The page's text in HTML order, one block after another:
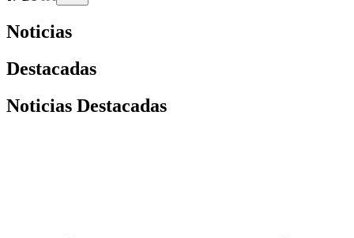
Noticias
Destacadas
Noticias Destacadas